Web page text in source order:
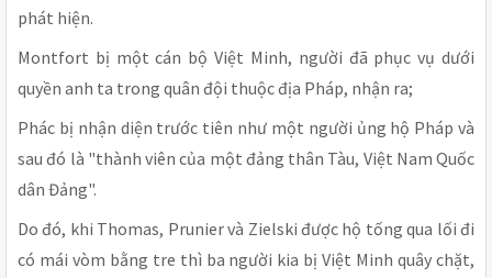
phát hiện.
Montfort bị một cán bộ Việt Minh, người đã phục vụ dưới
quyền anh ta trong quân đội thuộc địa Pháp, nhận ra;
Phác bị nhận diện trước tiên như một người ủng hộ Pháp và
sau đó là "thành viên của một đảng thân Tàu, Việt Nam Quốc
dân Đảng".
Do đó, khi Thomas, Prunier và Zielski được hộ tống qua lối đi
có mái vòm bằng tre thì ba người kia bị Việt Minh quây chặt,